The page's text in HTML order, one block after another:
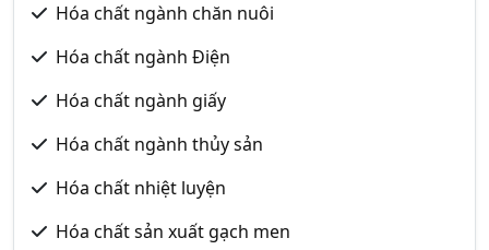
Hóa chất ngành chăn nuôi
Hóa chất ngành Điện
Hóa chất ngành giấy
Hóa chất ngành thủy sản
Hóa chất nhiệt luyện
Hóa chất sản xuất gạch men